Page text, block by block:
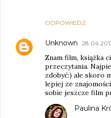
ODPOWIEDZ
Unknown
Znam film, książka
przeczytania.
zdobyć:) ale skoro
lepiej ze
sobie jeszcze film
Paulina